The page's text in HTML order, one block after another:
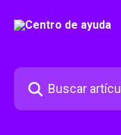
Buscar artículos...